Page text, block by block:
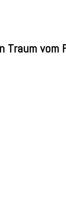
Traum vom